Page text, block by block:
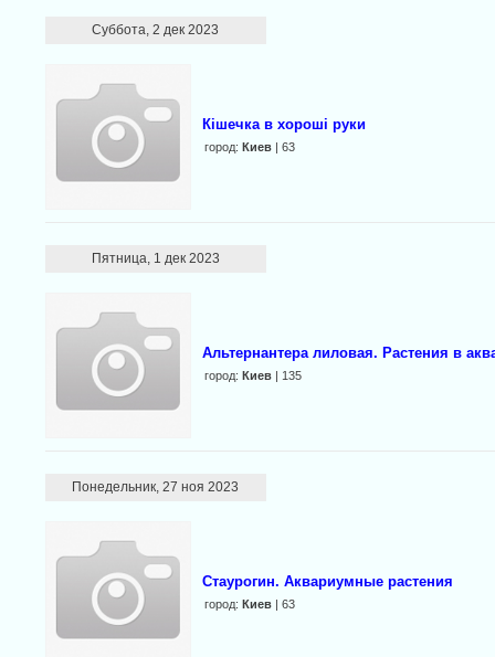
Суббота, 2 дек 2023
Кішечка в хороші руки
город: Киев| 63
Пятница, 1 дек 2023
Альтернантера лиловая. Растения в
город: Киев| 135
Понедельник, 27 ноя 2023
Стаурогин. Аквариумные растения
город: Киев| 63